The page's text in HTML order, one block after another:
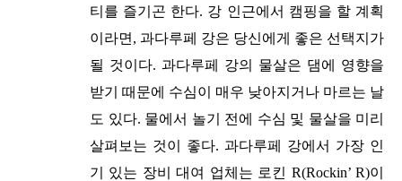
티를 즐기곤 한다. 강 인근에서 캠핑을 할 계획
이라면, 과다루페 강은 당신에게 좋은 선택지가
될 것이다. 과다루페 강의 물살은 댐에 영향을
받기 때문에 수심이 매우 낮아지거나 마르는 날
도 있다. 물에서 놀기 전에 수심 및 물살을 미리
살펴보는 것이 좋다. 과다루페 강에서 가장 인
기 있는 장비 대여 업체는 로킨 R(Rockin’ R)이